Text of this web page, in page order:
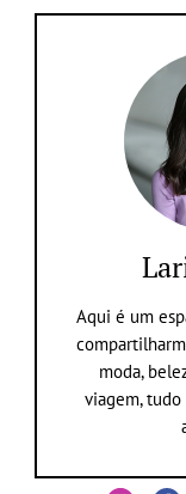
Aqui é um
moda,
viagem,